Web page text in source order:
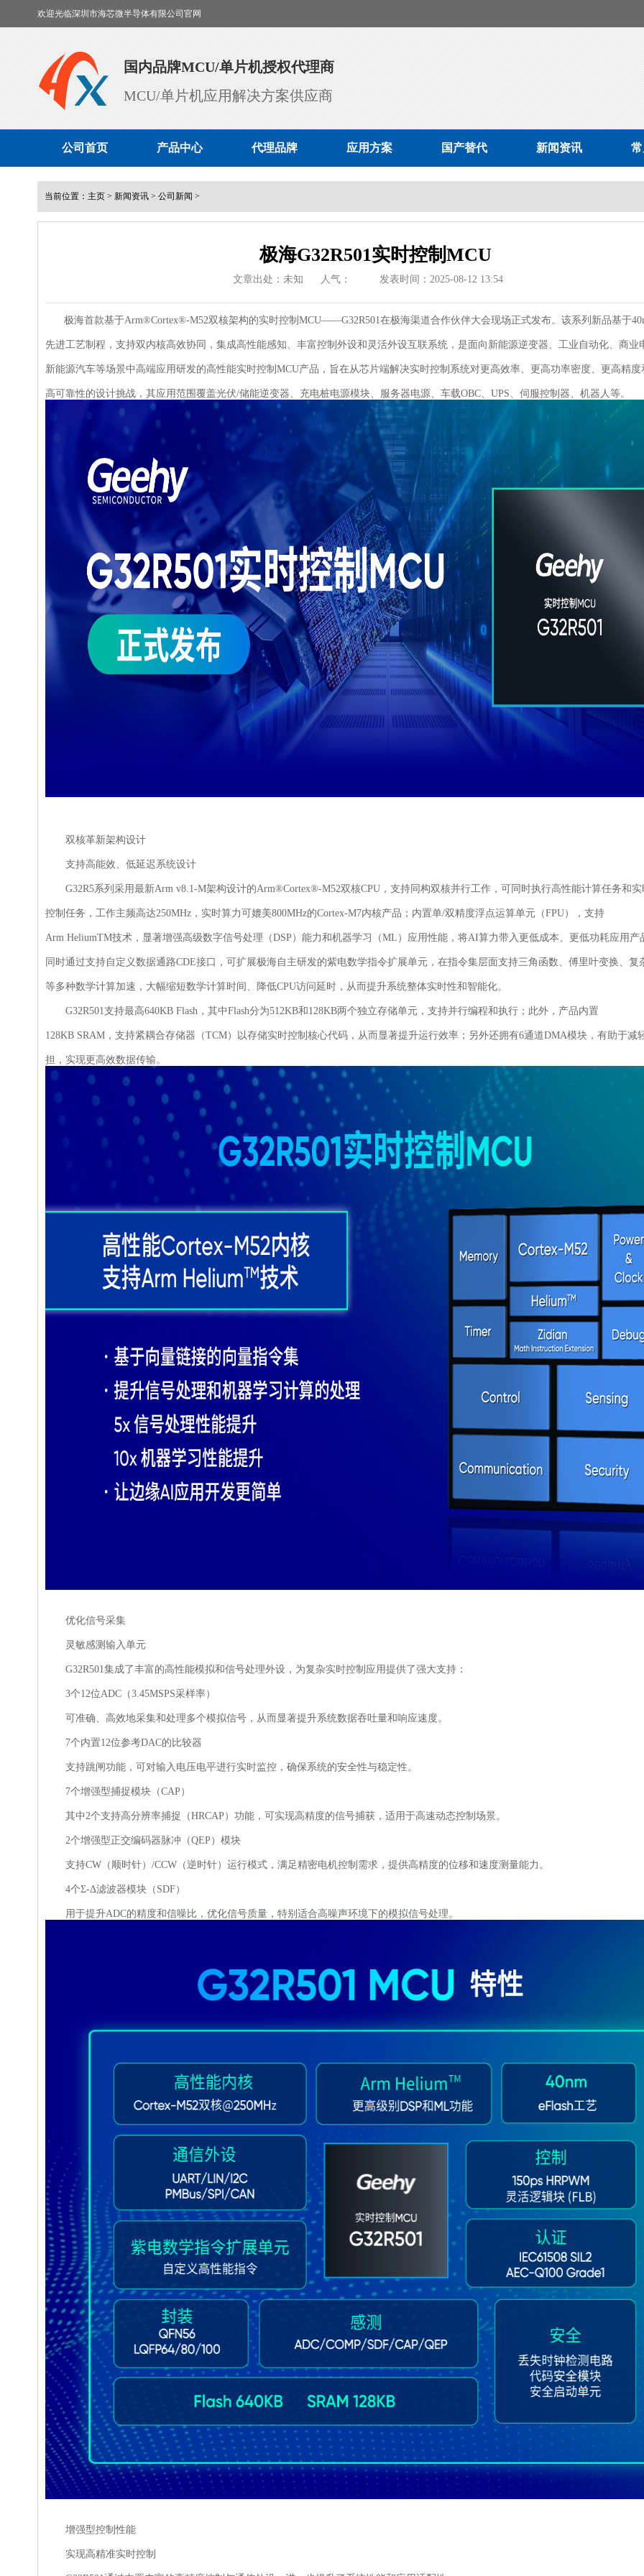
欢迎光临深圳市海芯微半导体有限公司官网
国内品牌MCU/单片机授权代理商
MCU/单片机应用解决方案供应商
公司首页 产品中心 代理品牌 应用方案 国产替代 新闻资讯
当前位置： 主页 > 新闻资讯 > 公司新闻 >
极海G32R501实时控制MCU
文章出处：未知 人气： 发表时间：2025-08-12 13:54
极海首款基于Arm®Cortex®-M52双核架构的实时控制MCU——G32R501在极海渠道合作伙伴大会现场正式发布。该系列新品基于
先进工艺制程，支持双内核高效协同，集成高性能感知、丰富控制外设和灵活外设互联系统，是面向新能源逆变器、工业自动化、商业
新能源汽车等场景中高端应用研发的高性能实时控制MCU产品，旨在从芯片端解决实时控制系统对更高效率、更高功率密度、更高精度
高可靠性的设计挑战，其应用范围覆盖光伏/储能逆变器、充电桩电源模块、服务器电源、车载OBC、UPS、伺服控制器、机器人等。
双核革新架构设计
支持高能效、低延迟系统设计
G32R5系列采用最新Arm v8.1-M架构设计的Arm®Cortex®-M52双核CPU，支持同构双核并行工作，可同时执行高性能计算任务和实
控制任务，工作主频高达250MHz，实时算力可媲美800MHz的Cortex-M7内核产品；内置单/双精度浮点运算单元（FPU），支持
Arm HeliumTM技术，显著增强高级数字信号处理（DSP）能力和机器学习（ML）应用性能，将AI算力带入更低成本、更低功耗应用产
同时通过支持自定义数据通路CDE接口，可扩展极海自主研发的紫电数学指令扩展单元，在指令集层面支持三角函数、傅里叶变换、复
等多种数学计算加速，大幅缩短数学计算时间、降低CPU访问延时，从而提升系统整体实时性和智能化。
G32R501支持最高640KB Flash，其中Flash分为512KB和128KB两个独立存储单元，支持并行编程和执行；此外，产品内置
128KB SRAM，支持紧耦合存储器（TCM）以存储实时控制核心代码，从而显著提升运行效率；另外还拥有6通道DMA模块，有助于减
担，实现更高效数据传输。
优化信号采集
灵敏感测输入单元
G32R501集成了丰富的高性能模拟和信号处理外设，为复杂实时控制应用提供了强大支持：
3个12位ADC（3.45MSPS采样率）
可准确、高效地采集和处理多个模拟信号，从而显著提升系统数据吞吐量和响应速度。
7个内置12位参考DAC的比较器
支持跳闸功能，可对输入电压电平进行实时监控，确保系统的安全性与稳定性。
7个增强型捕捉模块（CAP）
其中2个支持高分辨率捕捉（HRCAP）功能，可实现高精度的信号捕获，适用于高速动态控制场景。
2个增强型正交编码器脉冲（QEP）模块
支持CW（顺时针）/CCW（逆时针）运行模式，满足精密电机控制需求，提供高精度的位移和速度测量能力。
4个Σ-Δ滤波器模块（SDF）
用于提升ADC的精度和信噪比，优化信号质量，特别适合高噪声环境下的模拟信号处理。
增强型控制性能
实现高精准实时控制